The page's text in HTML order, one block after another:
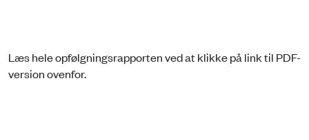
Læs hele opfølgningsrapporten ved at klikke på link til PDF-
version ovenfor.